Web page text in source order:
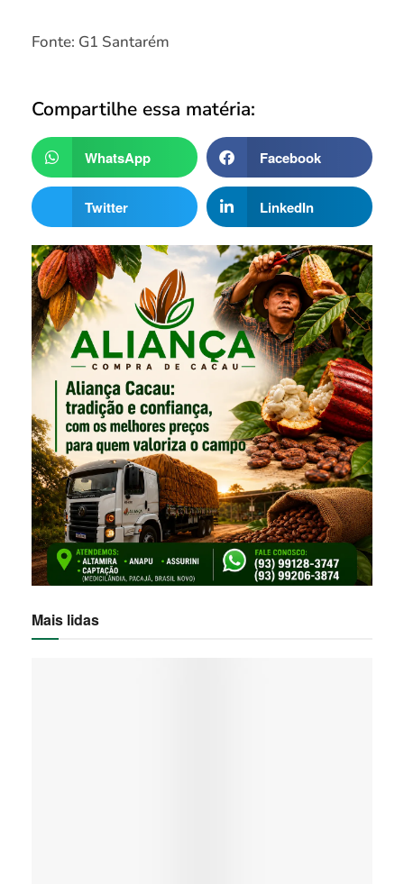
Fonte: G1 Santarém
Compartilhe essa matéria:
WhatsApp Facebook
Twitter LinkedIn
Mais lidas